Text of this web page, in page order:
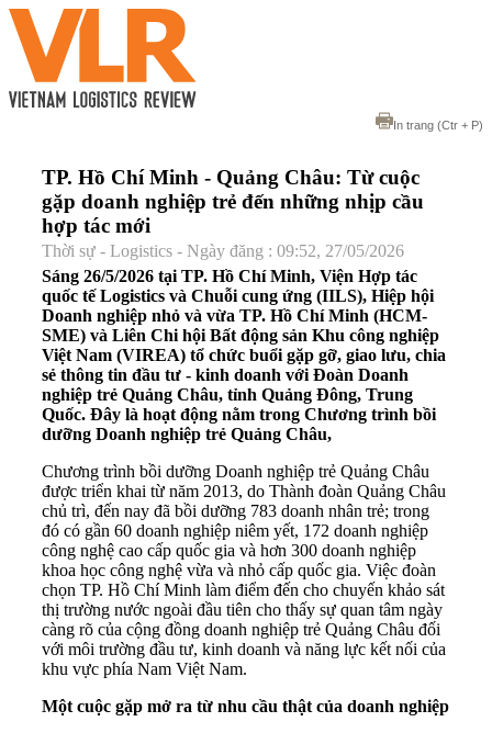
In trang (Ctr + P)
TP. Hồ Chí Minh - Quảng Châu: Từ cuộc
gặp doanh nghiệp trẻ đến những nhịp cầu
hợp tác mới
Thời sự - Logistics - Ngày đăng : 09:52, 27/05/2026
Sáng 26/5/2026 tại TP. Hồ Chí Minh, Viện Hợp tác
quốc tế Logistics và Chuỗi cung ứng (IILS), Hiệp hội
Doanh nghiệp nhỏ và vừa TP. Hồ Chí Minh (HCM-
SME) và Liên Chi hội Bất động sản Khu công nghiệp
Việt Nam (VIREA) tổ chức buổi gặp gỡ, giao lưu, chia
sẻ thông tin đầu tư - kinh doanh với Đoàn Doanh
nghiệp trẻ Quảng Châu, tỉnh Quảng Đông, Trung
Quốc. Đây là hoạt động nằm trong Chương trình bồi
dưỡng Doanh nghiệp trẻ Quảng Châu,
Chương trình bồi dưỡng Doanh nghiệp trẻ Quảng Châu
được triển khai từ năm 2013, do Thành đoàn Quảng Châu
chủ trì, đến nay đã bồi dưỡng 783 doanh nhân trẻ; trong
đó có gần 60 doanh nghiệp niêm yết, 172 doanh nghiệp
công nghệ cao cấp quốc gia và hơn 300 doanh nghiệp
khoa học công nghệ vừa và nhỏ cấp quốc gia. Việc đoàn
chọn TP. Hồ Chí Minh làm điểm đến cho chuyến khảo sát
thị trường nước ngoài đầu tiên cho thấy sự quan tâm ngày
càng rõ của cộng đồng doanh nghiệp trẻ Quảng Châu đối
với môi trường đầu tư, kinh doanh và năng lực kết nối của
khu vực phía Nam Việt Nam.
Một cuộc gặp mở ra từ nhu cầu thật của doanh nghiệp